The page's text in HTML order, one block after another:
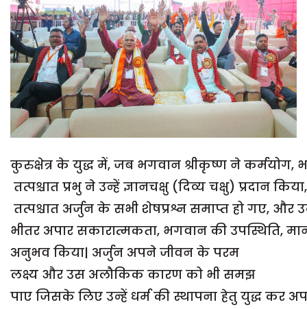
कुरुक्षेत्र के युद्ध में, जब भगवान श्रीकृष्ण ने कर्मयोग,
तत्पश्चात प्रभु ने उन्हें ज्ञानचक्षु (दिव्य चक्षु)
तत्पश्चात अर्जुन के सभी शेषप्रश्न समाप्त हो गए, और
भीतर अपार सकारात्मकता, भगवान की उपस्थिति,
अनुभव किया| अर्जुन अपने जीवन के परम
लक्ष्य और उस अलौकिक कारण को भी समझ
पाए जिसके लिए उन्हें धर्म की स्थापना हेतु युद्ध कर